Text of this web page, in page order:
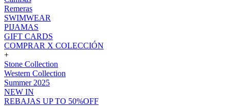
Remeras
SWIMWEAR
PIJAMAS
GIFT CARDS
COMPRAR X COLECCIÓN
+
Stone Collection
Western Collection
Summer 2025
NEW IN
REBAJAS UP TO 50%OFF